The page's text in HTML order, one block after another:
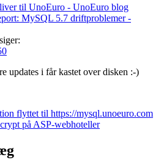
til UnoEuro - UnoEuro blog
MySQL 5.7 driftproblemer -
siger:
updates i får kastet over disken :-)
flyttet til https://mysql.unoeuro.com
på ASP-webhoteller